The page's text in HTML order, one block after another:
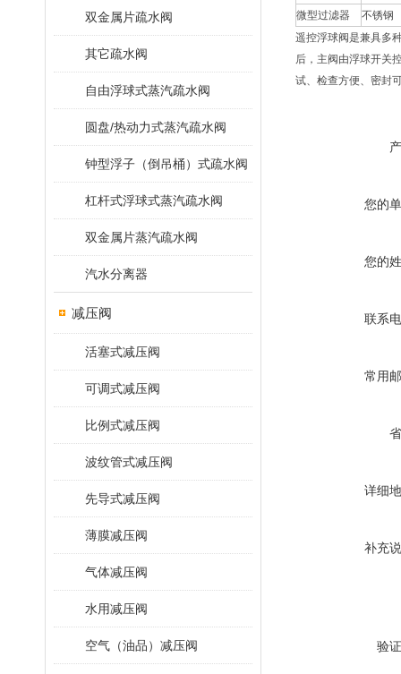
双金属片疏水阀
其它疏水阀
自由浮球式蒸汽疏水阀
圆盘/热动力式蒸汽疏水阀
钟型浮子（倒吊桶）式疏水阀
杠杆式浮球式蒸汽疏水阀
双金属片蒸汽疏水阀
汽水分离器
减压阀
活塞式减压阀
可调式减压阀
比例式减压阀
波纹管式减压阀
先导式减压阀
薄膜减压阀
气体减压阀
水用减压阀
空气（油品）减压阀
微型过滤器
不锈钢
遥控浮球阀是兼具多
后，主阀由浮球开关
试、检查方便、密封
您的
您的
联系
常用
详细
补充
验